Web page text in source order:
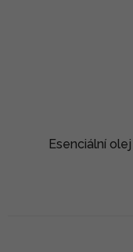
Esenciální